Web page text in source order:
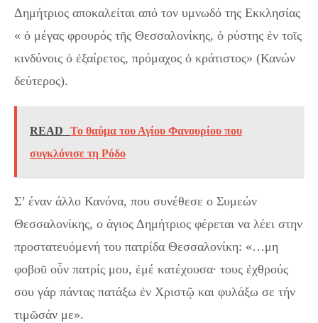
Δημήτριος αποκαλείται από τον υμνωδό της Εκκλησίας
« ὁ μέγας φρουρός τῆς Θεσσαλονίκης, ὁ ρύστης ἐν τοῖς
κινδύνοις ὁ ἐξαίρετος, πρόμαχος ὁ κράτιστος» (Κανών
δεύτερος).
READ
Το θαύμα του Αγίου Φανουρίου που
συγκλόνισε τη Ρόδο
Σ’ έναν άλλο Κανόνα, που συνέθεσε ο Συμεών
Θεσσαλονίκης, ο άγιος Δημήτριος φέρεται να λέει στην
προστατευόμενή του πατρίδα Θεσσαλονίκη: «…μη
φοβοῦ οὖν πατρίς μου, ἐμέ κατέχουσα∙ τους ἐχθρούς
σου γάρ πάντας πατάξω ἐν Χριστῷ και φυλάξω σε τήν
τιμῶσάν με».